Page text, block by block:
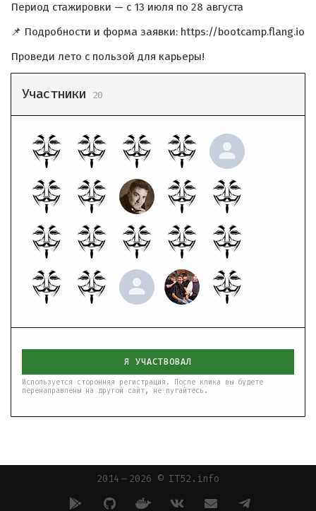
Период стажировки — с 13 июля по 28 августа
📌 Подробности и форма заявки: https://bootcamp.flang.io
Проведи лето с пользой для карьеры!
Участники 20
Я УЧАСТВОВАЛ
Используется сторонняя регистрация. После клика вы будете
перенаправлены на другой сайт, не пугайтесь.
2014 — 2026 © IT52.info